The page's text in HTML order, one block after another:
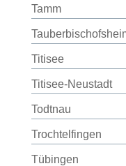
Tamm
Titisee
Titisee-Neustadt
Todtnau
Trochtelfingen
Tübingen